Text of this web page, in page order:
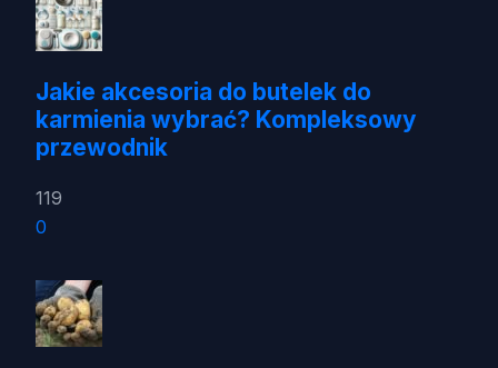
Jakie akcesoria do butelek do
karmienia wybrać? Kompleksowy
przewodnik
119
0